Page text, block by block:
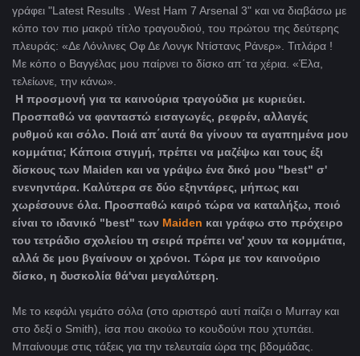
γράφει "Latest Results . West Ham 7 Arsenal 3" και να διαβάσω με
κόπο τον πιο μακρύ τίτλο τραγουδιού, του πρώτου της δεύτερης
πλευράς: «Δε Λόνλινες Οφ Δε Λονγκ Ντίστανς Ράνερ». Τιτλάρα !
Με κόπο ο Βαγγέλας μου παίρνει το δίσκο απ΄τα χέρια. «Έλα,
τελείωνε, την κάνω».
Η προσμονή για τα καινούρια τραγούδια με κυριεύει.
Προσπαθώ να φανταστώ εισαγωγές, ρεφρέν, αλλαγές
ρυθμού και σόλο. Ποιά απ΄αυτά θα γίνουν τα αγαπημένα μου
κομμάτια; Κάποια στιγμή, πρέπει να μαζέψω και τους έξι
δίσκους των Maiden και να γράψω ένα δικό μου "best" σ'
ενενηντάρα. Καλύτερα σε δύο εξηντάρες, μήπως και
χωρέσουνε όλα. Προσπαθώ καιρό τώρα να καταλήξω, ποιό
είναι το ιδανικό "best" των Maiden και γράφω στο πρόχειρο
του τετράδιο σχολείου τη σειρά πρέπει να' χουν τα κομμάτια,
αλλά δε μου βγαίνουν οι χρόνοι. Τώρα με τον καινούριο
δίσκο, η δυσκολία θά'ναι μεγαλύτερη.
Με το κεφάλι γεμάτο σόλα (στο αριστερό αυτί παίζει ο Murray και
στο δεξί ο Smith), ίσα που ακούω το κουδούνι που χτυπάει.
Μπαίνουμε στις τάξεις για την τελευταία ώρα της βδομάδας.